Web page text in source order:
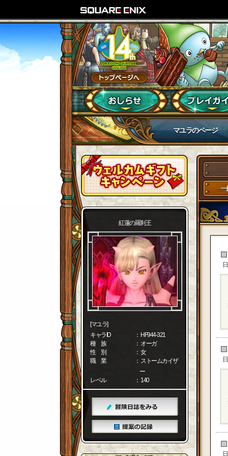
マユラのページ
紅蓮の羅刹王
[マユラ]
キャラID
： HF944-321
種 族
： オーガ
性 別
： 女
職 業
： ストームカイザ
ー
レベル
： 140
一